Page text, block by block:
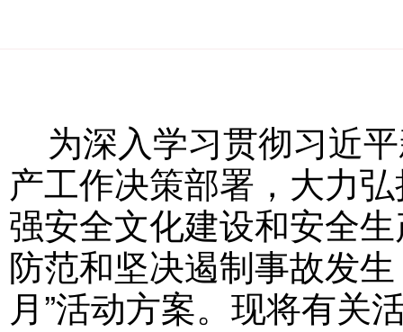
为深入学习贯彻习近
产工作决策部署，大力
强安全文化建设和安全
防范和坚决遏制事故发
月”活动方案。现将有关